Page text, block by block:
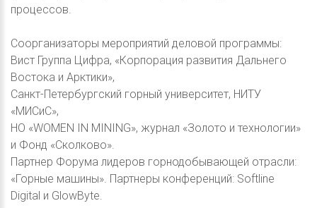
процессов.
Соорганизаторы мероприятий деловой программы:
Вист Группа Цифра, «Корпорация развития Дальнего
Востока и Арктики»,
Санкт-Петербургский горный университет, НИТУ
«МИСиС»,
НО «WOMEN IN MINING», журнал «Золото и технологии»
и Фонд «Сколково».
Партнер Форума лидеров горнодобывающей отрасли:
«Горные машины». Партнеры конференций: Softline
Digital и GlowByte.